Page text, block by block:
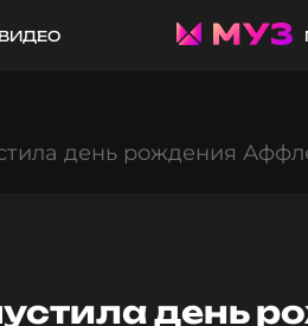
день рождения
день